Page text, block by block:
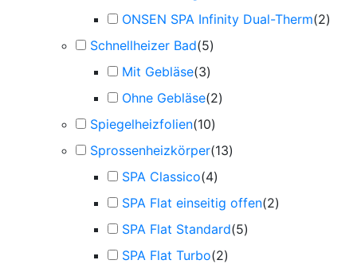
ONSEN SPA Infinity Dual-Therm(2)
Schnellheizer Bad(5)
Mit Gebläse(3)
Ohne Gebläse(2)
Spiegelheizfolien(10)
Sprossenheizkörper(13)
SPA Classico(4)
SPA Flat einseitig offen(2)
SPA Flat Standard(5)
SPA Flat Turbo(2)